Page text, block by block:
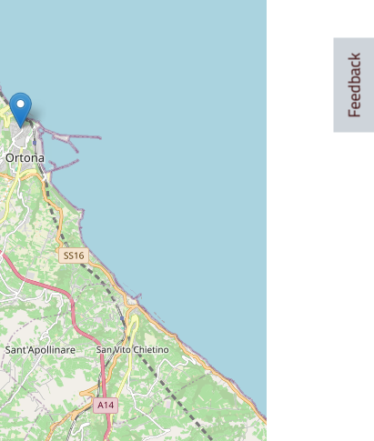
Feedback